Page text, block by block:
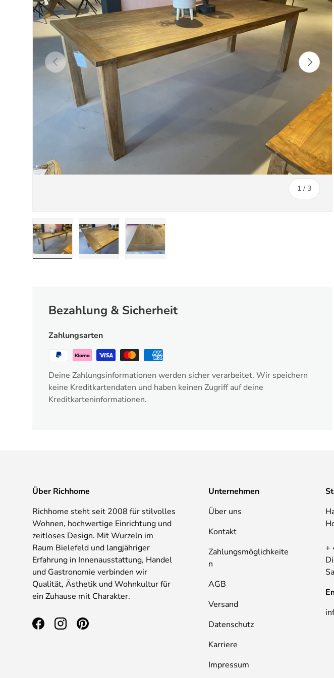
Vorherige
1 / von
3
Nächste
Bezahlung & Sicherheit
Zahlungsarten
Deine Zahlungsinformationen werden sicher verarbeitet. Wir speichern
keine Kreditkartendaten und haben keinen Zugriff auf deine
Kreditkarteninformationen.
Über Richhome
Richhome steht seit 2008 für stilvolles
Wohnen, hochwertige Einrichtung und
zeitloses Design. Mit Wurzeln im
Raum Bielefeld und langjähriger
Erfahrung in Innenausstattung, Handel
und Gastronomie verbinden wir
Qualität, Ästhetik und Wohnkultur für
ein Zuhause mit Charakter.
FacebookInstagramPinterest
Unternehmen
Über uns
Kontakt
Zahlungsmöglichkeite
n
AGB
Versand
Datenschutz
Karriere
Impressum
+